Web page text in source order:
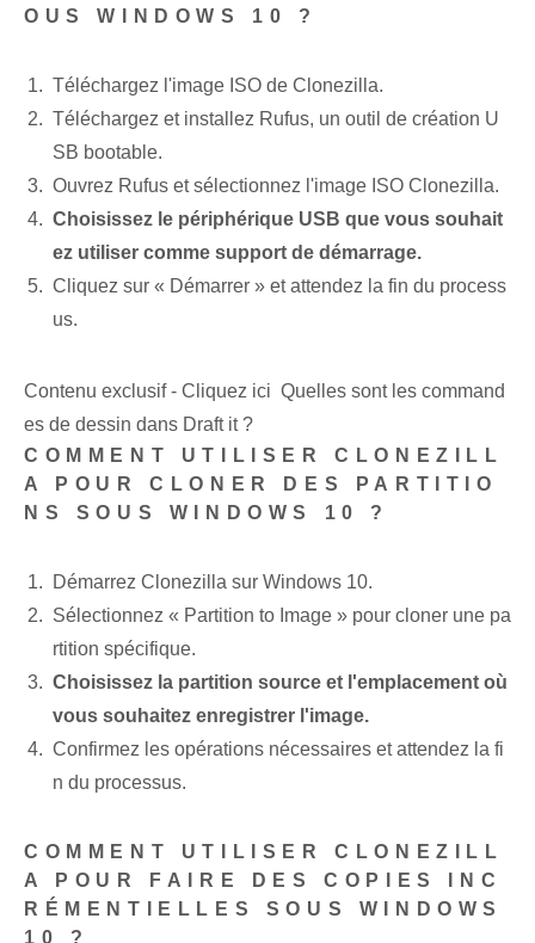
OUS WINDOWS 10 ?
Téléchargez l'image ISO de Clonezilla.
Téléchargez et installez Rufus, un outil de création U
SB bootable.
Ouvrez Rufus et sélectionnez l'image ISO Clonezilla.
Choisissez le périphérique USB que vous souhait
ez utiliser comme support de démarrage.
Cliquez sur « Démarrer » et attendez la fin du process
us.
Contenu exclusif - Cliquez ici Quelles sont les command
es de dessin dans Draft it ?
COMMENT UTILISER CLONEZILL
A POUR CLONER DES PARTITIO
NS SOUS WINDOWS 10 ?
Démarrez Clonezilla sur Windows 10.
Sélectionnez « Partition to Image » pour cloner une pa
rtition spécifique.
Choisissez la partition source et l'emplacement où
vous souhaitez enregistrer l'image.
Confirmez les opérations nécessaires et attendez la fi
n du processus.
COMMENT UTILISER CLONEZILL
A POUR FAIRE DES COPIES INC
RÉMENTIELLES SOUS WINDOWS
10 ?